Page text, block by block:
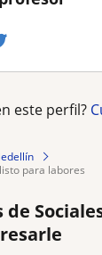
este perfil?
para labores